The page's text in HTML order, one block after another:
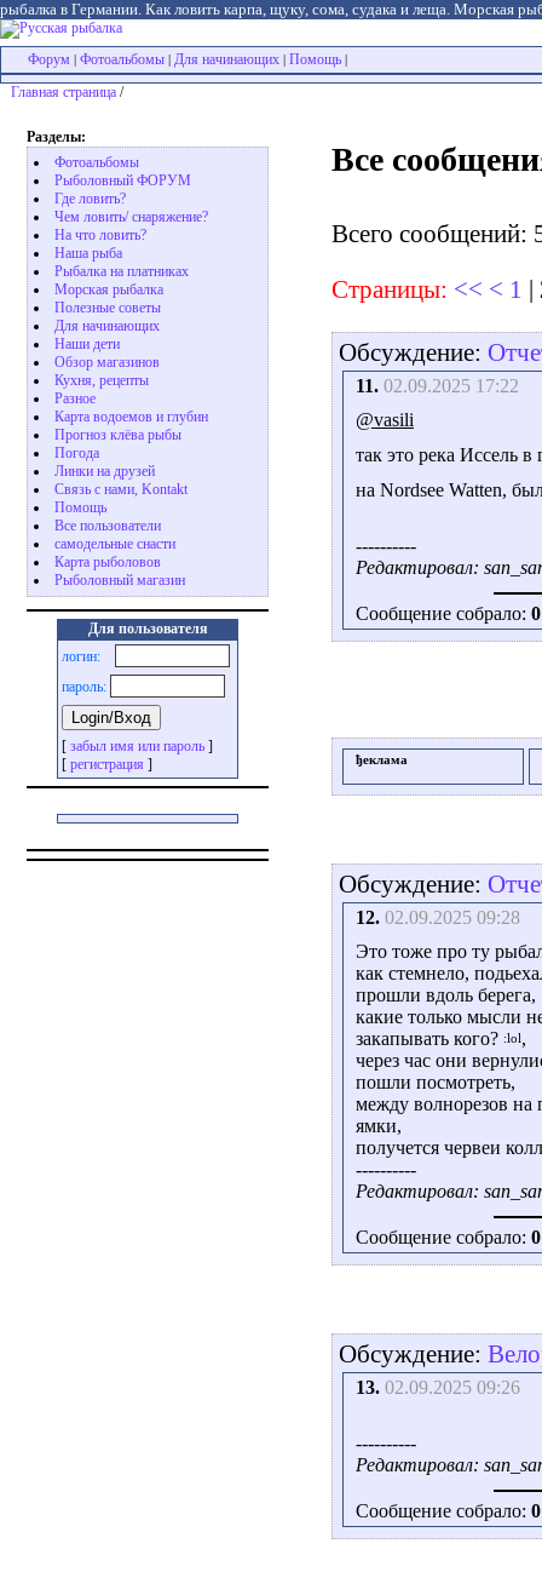
рыбалка в Германии. Как ловить карпа, щуку, сома, судака и леща. Морская
Форум Фотоальбомы Для начинающих Помощь
Главная страница /
Разделы:
Фотоальбомы
Рыболовный ФОРУМ
Где ловить?
Чем ловить/ снаряжение?
На что ловить?
Наша рыба
Рыбалка на платниках
Морская рыбалка
Полезные советы
Для начинающих
Наши дети
Обзор магазинов
Кухня, рецепты
Разное
Карта водоемов и глубин
Прогноз клёва рыбы
Погода
Линки на друзей
Связь с нами, Kontakt
Помощь
Все пользователи
самодельные снасти
Карта рыболовов
Рыболовный магазин
Для пользователя
логин:
пароль:
[ забыл имя или пароль ]
[ регистрация ]
Все
Всего сообщений:
Страницы: << < 1
Обсуждение:
11. 02.09.2025 17:22
@vasili
так это река Иссель в
на Nordsee Watten,
----------
Редактировал:
Сообщение собрало: 0
ђеклама
Обсуждение:
12. 02.09.2025 09:28
Это тоже про ту
как стемнело,
прошли вдоль берега,
какие только мысли
закапывать кого?
,
через час они
пошли посмотреть,
между волнорезов на
ямки,
получется червеи
----------
Редактировал:
Сообщение собрало: 0
Обсуждение:
13. 02.09.2025 09:26
----------
Редактировал:
Сообщение собрало: 0